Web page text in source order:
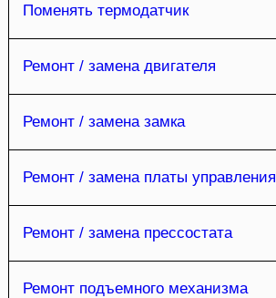
Поменять термодатчик
Ремонт / замена двигателя
Ремонт / замена замка
Ремонт / замена платы управления
Ремонт / замена прессостата
Ремонт подъемного механизма